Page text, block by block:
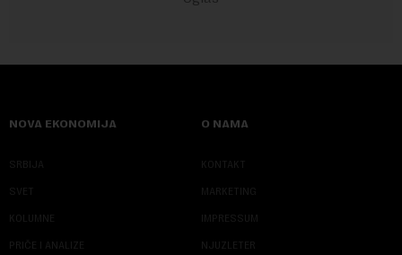
NOVA EKONOMIJA
SRBIJA
SVET
KOLUMNE
PRIČE I ANALIZE
O NAMA
KONTAKT
MARKETING
IMPRESSUM
NJUZLETER